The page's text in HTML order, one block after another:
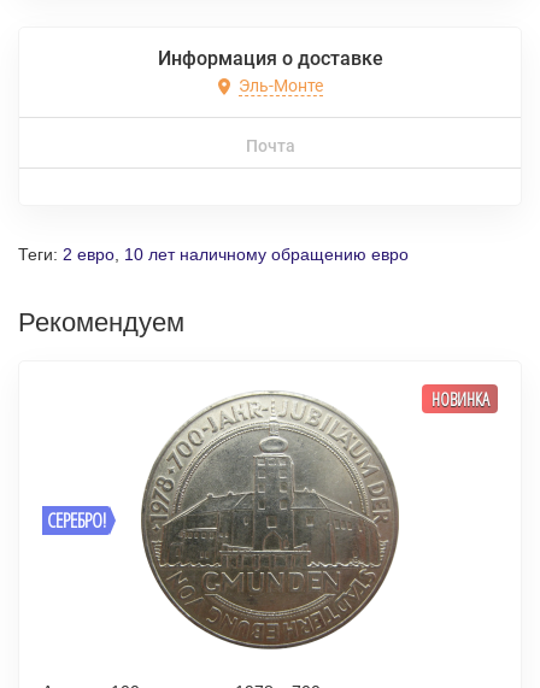
Информация о доставке
Эль-Монте
Почта
Теги: 2 евро 10 лет наличному обращению евро
Рекомендуем
СЕРЕБРО!
НОВИНКА